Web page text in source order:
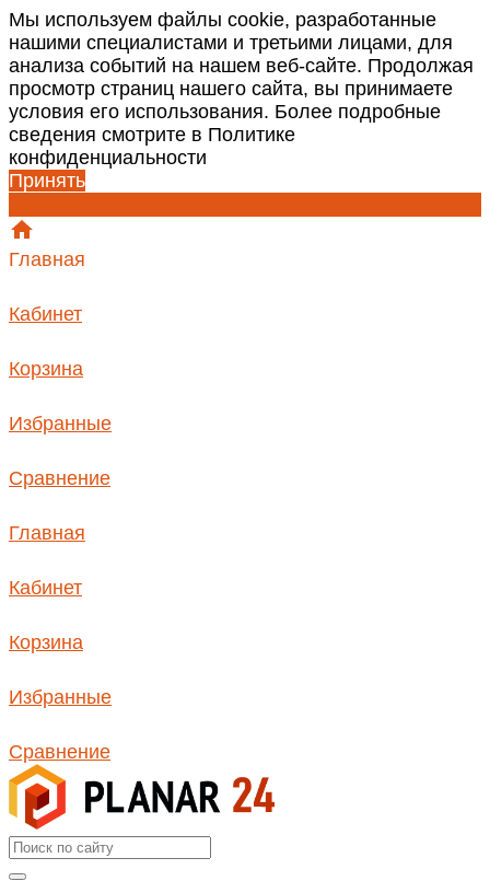
Мы используем файлы cookie, разработанные
нашими специалистами и третьими лицами, для
анализа событий на нашем веб-сайте. Продолжая
просмотр страниц нашего сайта, вы принимаете
условия его использования. Более подробные
сведения смотрите в Политике
конфиденциальности
Принять
Главная
Кабинет
Корзина
Избранные
Сравнение
Главная
Кабинет
Корзина
Избранные
Сравнение